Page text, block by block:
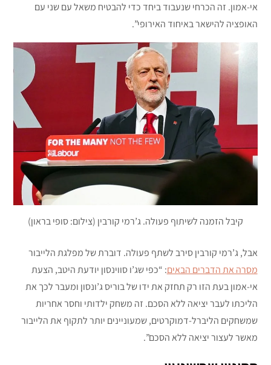
אי-אמון. זה הכרחי שנעבוד ביחד כדי להבטיח משאל עם שני עם
האופציה להישאר באיחוד האירופי”.
קיבל הזמנה לשיתוף פעולה. ג’רמי קורבין (צילום: סופי בראון)
אבל, ג’רמי קורבין סירב לשתף פעולה. דוברת של מפלגת הלייבור
מסרה את הדברים הבאים: “כפי שג’ו סווינסון יודעת היטב, הצעת
אי-אמון בעת הזו רק תחזק את ידו של בוריס ג’ונסון ומעבר לכך את
הליכתו לעבר יציאה ללא הסכם. זה משחק ילדותי וחסר אחריות
שמשחקים הליברל-דמוקרטים, שמעוניינים יותר לתקוף את הלייבור
מאשר לעצור יציאה ללא הסכם”.